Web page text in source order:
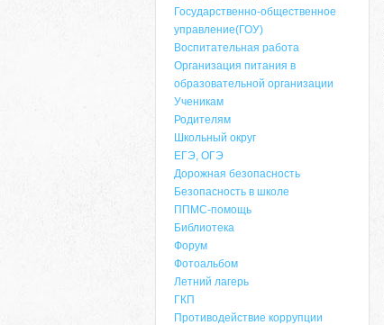
Государственно-общественное
управление(ГОУ)
Воспитательная работа
Организация питания в
образовательной организации
Ученикам
Родителям
Школьный округ
ЕГЭ, ОГЭ
Дорожная безопасность
Безопасность в школе
ППМС-помощь
Библиотека
Форум
Фотоальбом
Летний лагерь
ГКП
Противодействие коррупции